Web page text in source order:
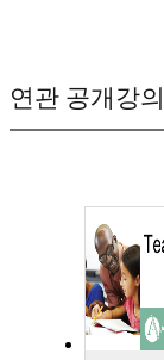
연관 공개강